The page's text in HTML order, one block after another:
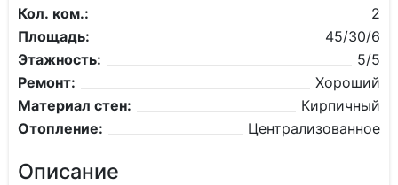
Кол. ком.:
2
Площадь:
45/30/6
Этажность:
5/5
Ремонт:
Хороший
Материал стен:
Кирпичный
Отопление:
Централизованное
Описание